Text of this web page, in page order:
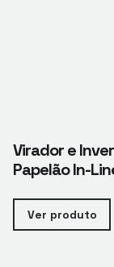
Virador e
Papelão In-
Ver produto